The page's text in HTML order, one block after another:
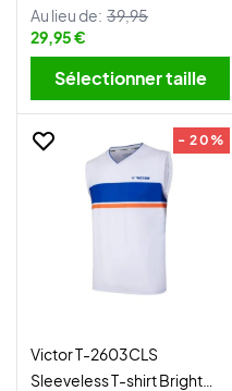
Au lieu de: 39,95
29,95 €
Sélectionner taille
- 20%
Victor T-2603CLS
Sleeveless T-shirt Bright